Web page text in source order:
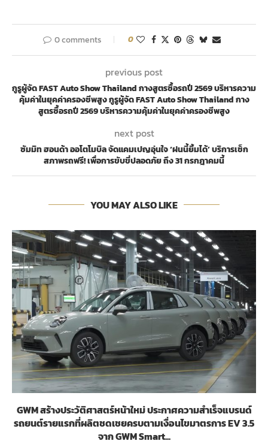
0 comments 0
previous post
กูรูผู้จัด FAST Auto Show Thailand กางสูตรซื้อรถปี 2569 บริหารความ
คุ้มค่าในยุคค่าครองชีพสูง กูรูผู้จัด FAST Auto Show Thailand กาง
สูตรซื้อรถปี 2569 บริหารความคุ้มค่าในยุคค่าครองชีพสูง
next post
ซัมมิท ฮอนด้า ออโตโมบิล จัดแคมเปญอุ่นใจ ‘ฝนนี้ยิ้มได้’ บริการเช็ก
สภาพรถฟรี! เพื่อการขับขี่ปลอดภัย ถึง 31 กรกฎาคมนี้
YOU MAY ALSO LIKE
GWM สร้างประวัติศาสตร์หน้าใหม่ ประกาศความสำเร็จแบรนด์
รถยนต์รายแรกที่ผลิตชดเชยครบตามเงื่อนไขมาตรการ EV 3.5
จาก GWM Smart...